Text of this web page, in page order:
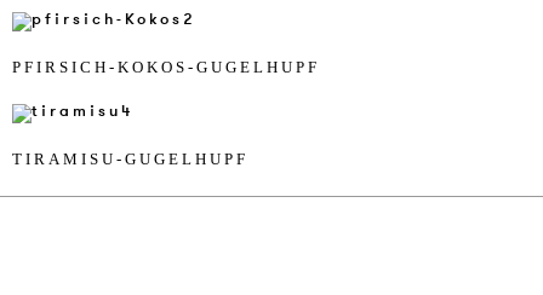
PFIR­SICH-KO­KOS-GU­GEL­HUPF
TI­RA­MI­SU-GU­GEL­HUPF